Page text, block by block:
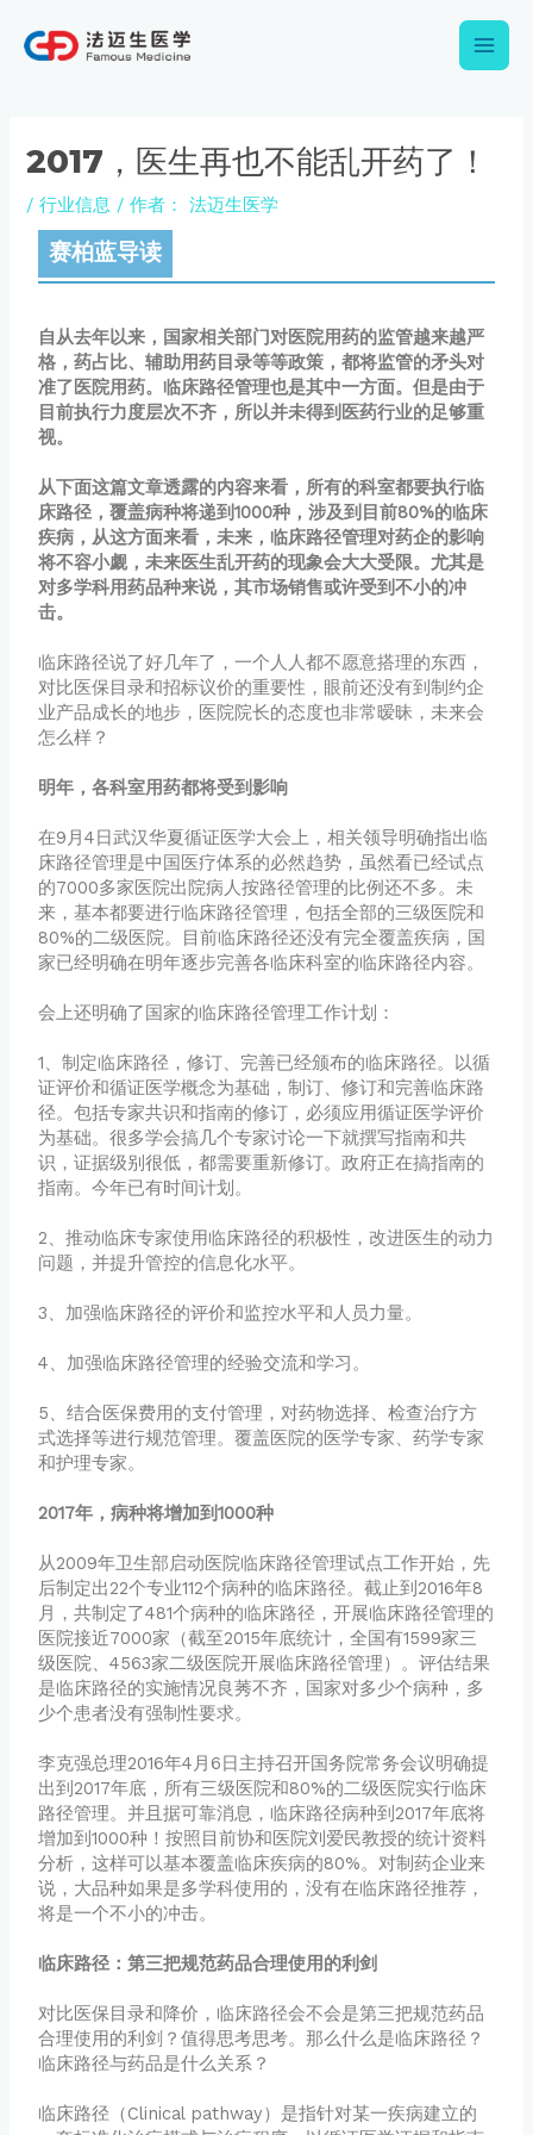
Main
2017，医生再也不能乱开药了！
/行业信息 / 作者： 法迈生医学
赛柏蓝导读
自从去年以来，国家相关部门对医院用药的监管越来越严
格，药占比、辅助用药目录等等政策，都将监管的矛头对
准了医院用药。临床路径管理也是其中一方面。但是由于
目前执行力度层次不齐，所以并未得到医药行业的足够重
视。
从下面这篇文章透露的内容来看，所有的科室都要执行临
床路径，覆盖病种将递到1000种，涉及到目前80%的临床
疾病，从这方面来看，未来，临床路径管理对药企的影响
将不容小觑，未来医生乱开药的现象会大大受限。尤其是
对多学科用药品种来说，其市场销售或许受到不小的冲
击。
临床路径说了好几年了，一个人人都不愿意搭理的东西，
对比医保目录和招标议价的重要性，眼前还没有到制约企
业产品成长的地步，医院院长的态度也非常暧昧，未来会
怎么样？
明年，各科室用药都将受到影响
在9月4日武汉华夏循证医学大会上，相关领导明确指出临
床路径管理是中国医疗体系的必然趋势，虽然看已经试点
的7000多家医院出院病人按路径管理的比例还不多。未
来，基本都要进行临床路径管理，包括全部的三级医院和
80%的二级医院。目前临床路径还没有完全覆盖疾病，国
家已经明确在明年逐步完善各临床科室的临床路径内容。
会上还明确了国家的临床路径管理工作计划：
1、制定临床路径，修订、完善已经颁布的临床路径。以循
证评价和循证医学概念为基础，制订、修订和完善临床路
径。包括专家共识和指南的修订，必须应用循证医学评价
为基础。很多学会搞几个专家讨论一下就撰写指南和共
识，证据级别很低，都需要重新修订。政府正在搞指南的
指南。今年已有时间计划。
2、推动临床专家使用临床路径的积极性，改进医生的动力
问题，并提升管控的信息化水平。
3、加强临床路径的评价和监控水平和人员力量。
4、加强临床路径管理的经验交流和学习。
5、结合医保费用的支付管理，对药物选择、检查治疗方
式选择等进行规范管理。覆盖医院的医学专家、药学专家
和护理专家。
2017年，病种将增加到1000种
从2009年卫生部启动医院临床路径管理试点工作开始，先
后制定出22个专业112个病种的临床路径。截止到2016年8
月，共制定了481个病种的临床路径，开展临床路径管理的
医院接近7000家（截至2015年底统计，全国有1599家三
级医院、4563家二级医院开展临床路径管理）。评估结果
是临床路径的实施情况良莠不齐，国家对多少个病种，多
少个患者没有强制性要求。
李克强总理2016年4月6日主持召开国务院常务会议明确提
出到2017年底，所有三级医院和80%的二级医院实行临床
路径管理。并且据可靠消息，临床路径病种到2017年底将
增加到1000种！按照目前协和医院刘爱民教授的统计资料
分析，这样可以基本覆盖临床疾病的80%。对制药企业来
说，大品种如果是多学科使用的，没有在临床路径推荐，
将是一个不小的冲击。
临床路径：第三把规范药品合理使用的利剑
对比医保目录和降价，临床路径会不会是第三把规范药品
合理使用的利剑？值得思考思考。那么什么是临床路径？
临床路径与药品是什么关系？
临床路径（Clinical pathway）是指针对某一疾病建立的